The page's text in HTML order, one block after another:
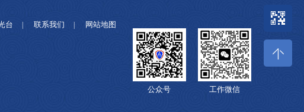
台 联系我们
网站地图
公众号 工作微信